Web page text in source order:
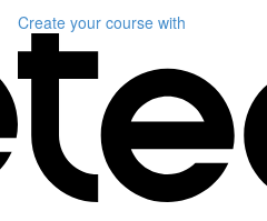
Create your course with